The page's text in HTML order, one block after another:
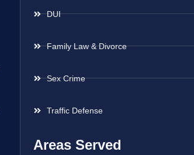
DUI
Family Law & Divorce
Sex Crime
Traffic Defense
Areas Served